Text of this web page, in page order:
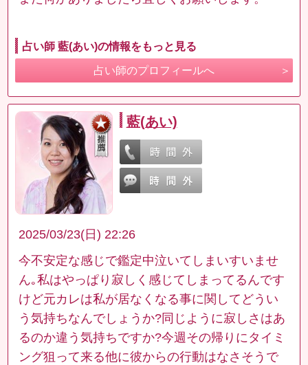
占い師 藍(あい)の情報をもっと見る
占い師のプロフィールへ
藍(あい)
2025/03/23(日) 22:26
今不安定な感じで鑑定中泣いてしまいすいませ
ん｡私はやっぱり寂しく感じてしまってるんです
けど元カレは私が居なくなる事に関してどうい
う気持ちなんでしょうか?同じように寂しさはあ
るのか違う気持ちですか?今週その帰りにタイミ
ング狙って来る他に彼からの行動はなさそうで